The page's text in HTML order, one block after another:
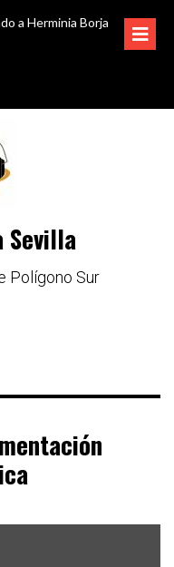
a Herminia Borja
un futuro sin machismo Esta semana disfruta de oferta cultural en Asociación Solidaridad
y la limpieza del entorno
Sevilla
Polígono Sur